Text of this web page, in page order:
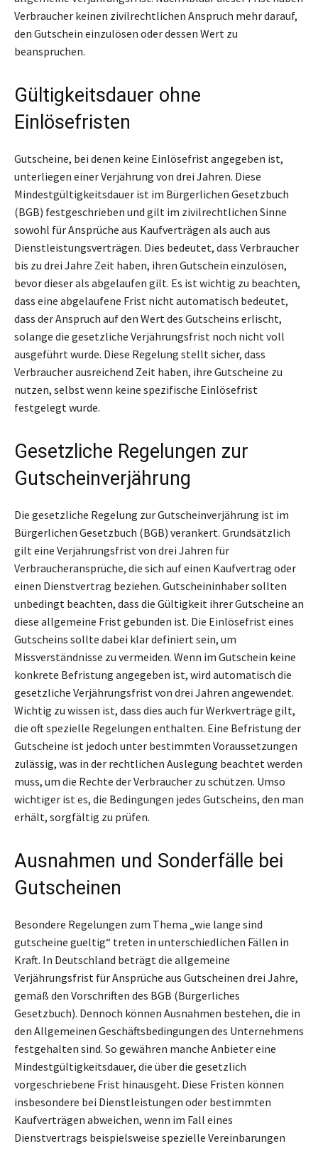
Verbraucher keinen zivilrechtlichen Anspruch mehr darauf,
den Gutschein einzulösen oder dessen Wert zu
beanspruchen.
Gültigkeitsdauer ohne
Einlösefristen
Gutscheine, bei denen keine Einlösefrist angegeben ist,
unterliegen einer Verjährung von drei Jahren. Diese
Mindestgültigkeitsdauer ist im Bürgerlichen Gesetzbuch
(BGB) festgeschrieben und gilt im zivilrechtlichen Sinne
sowohl für Ansprüche aus Kaufverträgen als auch aus
Dienstleistungsverträgen. Dies bedeutet, dass Verbraucher
bis zu drei Jahre Zeit haben, ihren Gutschein einzulösen,
bevor dieser als abgelaufen gilt. Es ist wichtig zu beachten,
dass eine abgelaufene Frist nicht automatisch bedeutet,
dass der Anspruch auf den Wert des Gutscheins erlischt,
solange die gesetzliche Verjährungsfrist noch nicht voll
ausgeführt wurde. Diese Regelung stellt sicher, dass
Verbraucher ausreichend Zeit haben, ihre Gutscheine zu
nutzen, selbst wenn keine spezifische Einlösefrist
festgelegt wurde.
Gesetzliche Regelungen zur
Gutscheinverjährung
Die gesetzliche Regelung zur Gutscheinverjährung ist im
Bürgerlichen Gesetzbuch (BGB) verankert. Grundsätzlich
gilt eine Verjährungsfrist von drei Jahren für
Verbraucheransprüche, die sich auf einen Kaufvertrag oder
einen Dienstvertrag beziehen. Gutscheininhaber sollten
unbedingt beachten, dass die Gültigkeit ihrer Gutscheine an
diese allgemeine Frist gebunden ist. Die Einlösefrist eines
Gutscheins sollte dabei klar definiert sein, um
Missverständnisse zu vermeiden. Wenn im Gutschein keine
konkrete Befristung angegeben ist, wird automatisch die
gesetzliche Verjährungsfrist von drei Jahren angewendet.
Wichtig zu wissen ist, dass dies auch für Werkverträge gilt,
die oft spezielle Regelungen enthalten. Eine Befristung der
Gutscheine ist jedoch unter bestimmten Voraussetzungen
zulässig, was in der rechtlichen Auslegung beachtet werden
muss, um die Rechte der Verbraucher zu schützen. Umso
wichtiger ist es, die Bedingungen jedes Gutscheins, den man
erhält, sorgfältig zu prüfen.
Ausnahmen und Sonderfälle bei
Gutscheinen
Besondere Regelungen zum Thema „wie lange sind
gutscheine gueltig“ treten in unterschiedlichen Fällen in
Kraft. In Deutschland beträgt die allgemeine
Verjährungsfrist für Ansprüche aus Gutscheinen drei Jahre,
gemäß den Vorschriften des BGB (Bürgerliches
Gesetzbuch). Dennoch können Ausnahmen bestehen, die in
den Allgemeinen Geschäftsbedingungen des Unternehmens
festgehalten sind. So gewähren manche Anbieter eine
Mindestgültigkeitsdauer, die über die gesetzlich
vorgeschriebene Frist hinausgeht. Diese Fristen können
insbesondere bei Dienstleistungen oder bestimmten
Kaufverträgen abweichen, wenn im Fall eines
Dienstvertrags beispielsweise spezielle Vereinbarungen